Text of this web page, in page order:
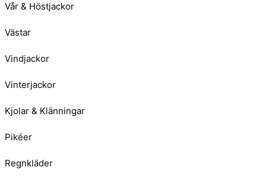
Vår & Höstjackor
Västar
Vindjackor
Vinterjackor
Kjolar & Klänningar
Pikéer
Regnkläder